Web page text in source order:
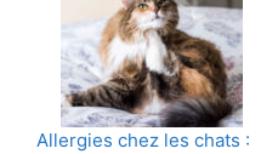
Allergies chez les chats :